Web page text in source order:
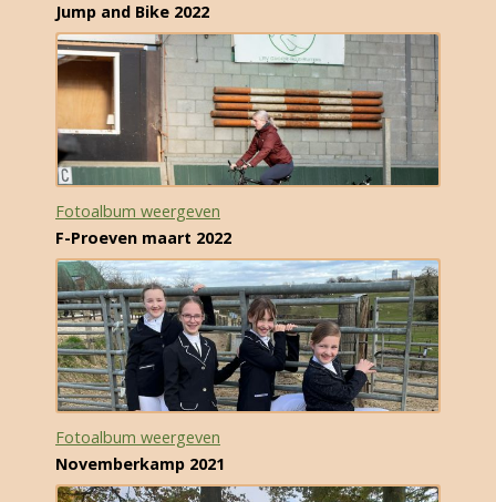
Jump and Bike 2022
Fotoalbum weergeven
F-Proeven maart 2022
Fotoalbum weergeven
Novemberkamp 2021